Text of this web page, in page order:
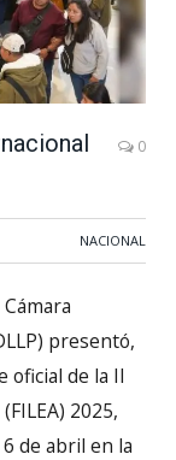
0
NACIONAL
Cámara
presentó,
oficial de la II
2025,
de abril en la